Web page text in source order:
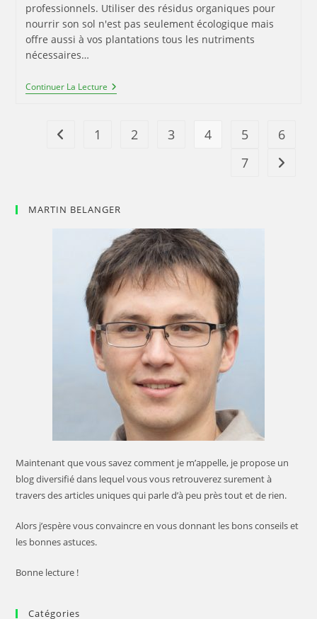
professionnels. Utiliser des résidus organiques pour
nourrir son sol n'est pas seulement écologique mais
offre aussi à vos plantations tous les nutriments
nécessaires…
Continuer La LectureComposez
Un
Performant
Go to the previous page
1 2 3 4 5
6
7
Aller à
MARTIN BELANGER
Maintenant que vous savez comment je m’appelle, je propose un
blog diversifié dans lequel vous vous retrouverez surement à
travers des articles uniques qui parle d’à peu près tout et de rien.
Alors j’espère vous convaincre en vous donnant les bons conseils et
les bonnes astuces.
Bonne lecture !
Catégories